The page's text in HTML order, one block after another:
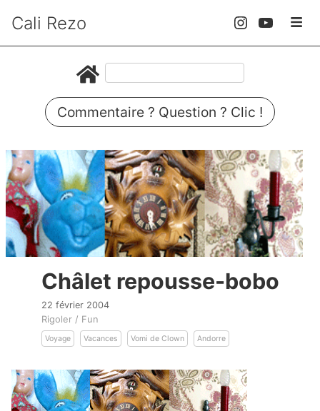
Cali Rezo
Commentaire ? Question ? Clic !
Châlet repousse-bobo
22 février 2004
Rigoler / Fun
Voyage Vacances Vomi de Clown Andorre